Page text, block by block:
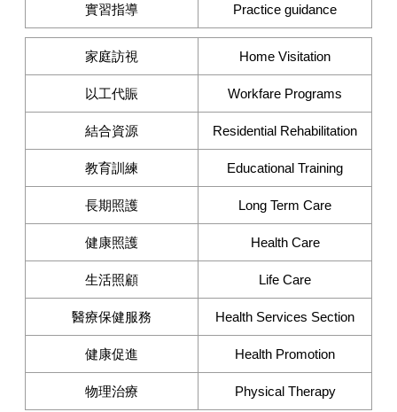
實習指導 Practice guidance
家庭訪視 Home Visitation
以工代賑 Workfare Programs
結合資源 Residential Rehabilitation
教育訓練 Educational Training
長期照護 Long Term Care
健康照護 Health Care
生活照顧 Life Care
醫療保健服務 Health Services Section
健康促進 Health Promotion
物理治療 Physical Therapy